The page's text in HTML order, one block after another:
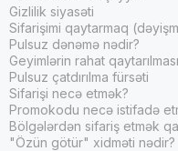
Gizlilik siyasəti
Sifarişimi qaytarmaq
Pulsuz dənəmə nədir?
Geyimlərin rahat qaytarılması
Pulsuz çatdırılma fürsəti
Sifarişi necə etmək?
Promokodu necə istifadə
Bölgələrdən sifariş etmək
"Özün götür" xidməti nədir?